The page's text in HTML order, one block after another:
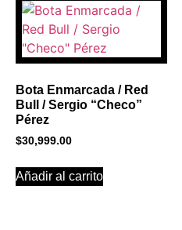
Bota Enmarcada / Red
Bull / Sergio “Checo”
Pérez
$30,999.00
Añadir al carrito